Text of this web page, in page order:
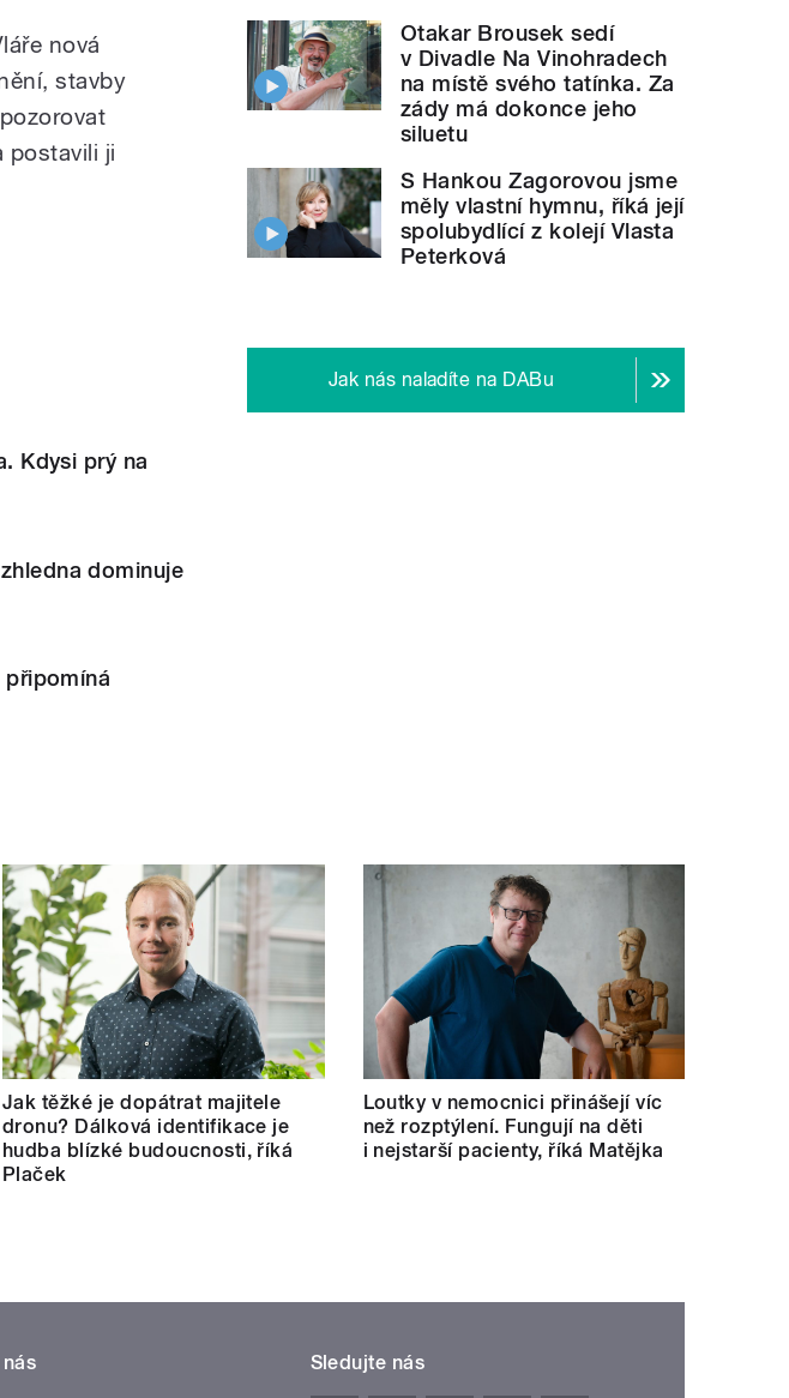
nová
stavby
postavili ji
Kdysi prý na
dominuje
připomíná
Otakar Brousek sedí
v Divadle Na Vinohradech
na místě svého tatínka. Za
zády má dokonce jeho
siluetu
S Hankou Zagorovou jsme
měly vlastní hymnu, říká její
spolubydlící z kolejí Vlasta
Peterková
Jak nás naladíte na DABu
Jak těžké je dopátrat majitele
dronu? Dálková identifikace je
hudba blízké budoucnosti, říká
Plaček
Loutky v nemocnici přinášejí víc
než rozptýlení. Fungují na děti
i nejstarší pacienty, říká Matějka
nás
Sledujte nás